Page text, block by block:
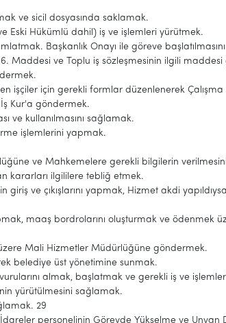
ve sicil dosyasında saklamak.
Eski Hükümlü dahil) iş ve işlemleri yürütmek.
Başkanlık Onayı ile göreve
6. Maddesi ve Toplu iş sözleşmesinin ilgili
işçiler için gerekli formlar düzenlenerek
Kur'a göndermek.
ve kullanılmasını sağlamak.
işlemlerini yapmak.
ve Mahkemelere gerekli bilgilerin
kararları ilgililere tebliğ etmek.
ve çıkışlarını yapmak, Hizmet akdi
maaş bordrolarını oluşturmak ve ödenmek
Mali Hizmetler Müdürlüğüne göndermek.
belediye üst yönetimine sunmak.
almak, başlatmak ve gerekli iş ve
yürütülmesini sağlamak.
29
personelinin Görevde Yükselme ve Unvan